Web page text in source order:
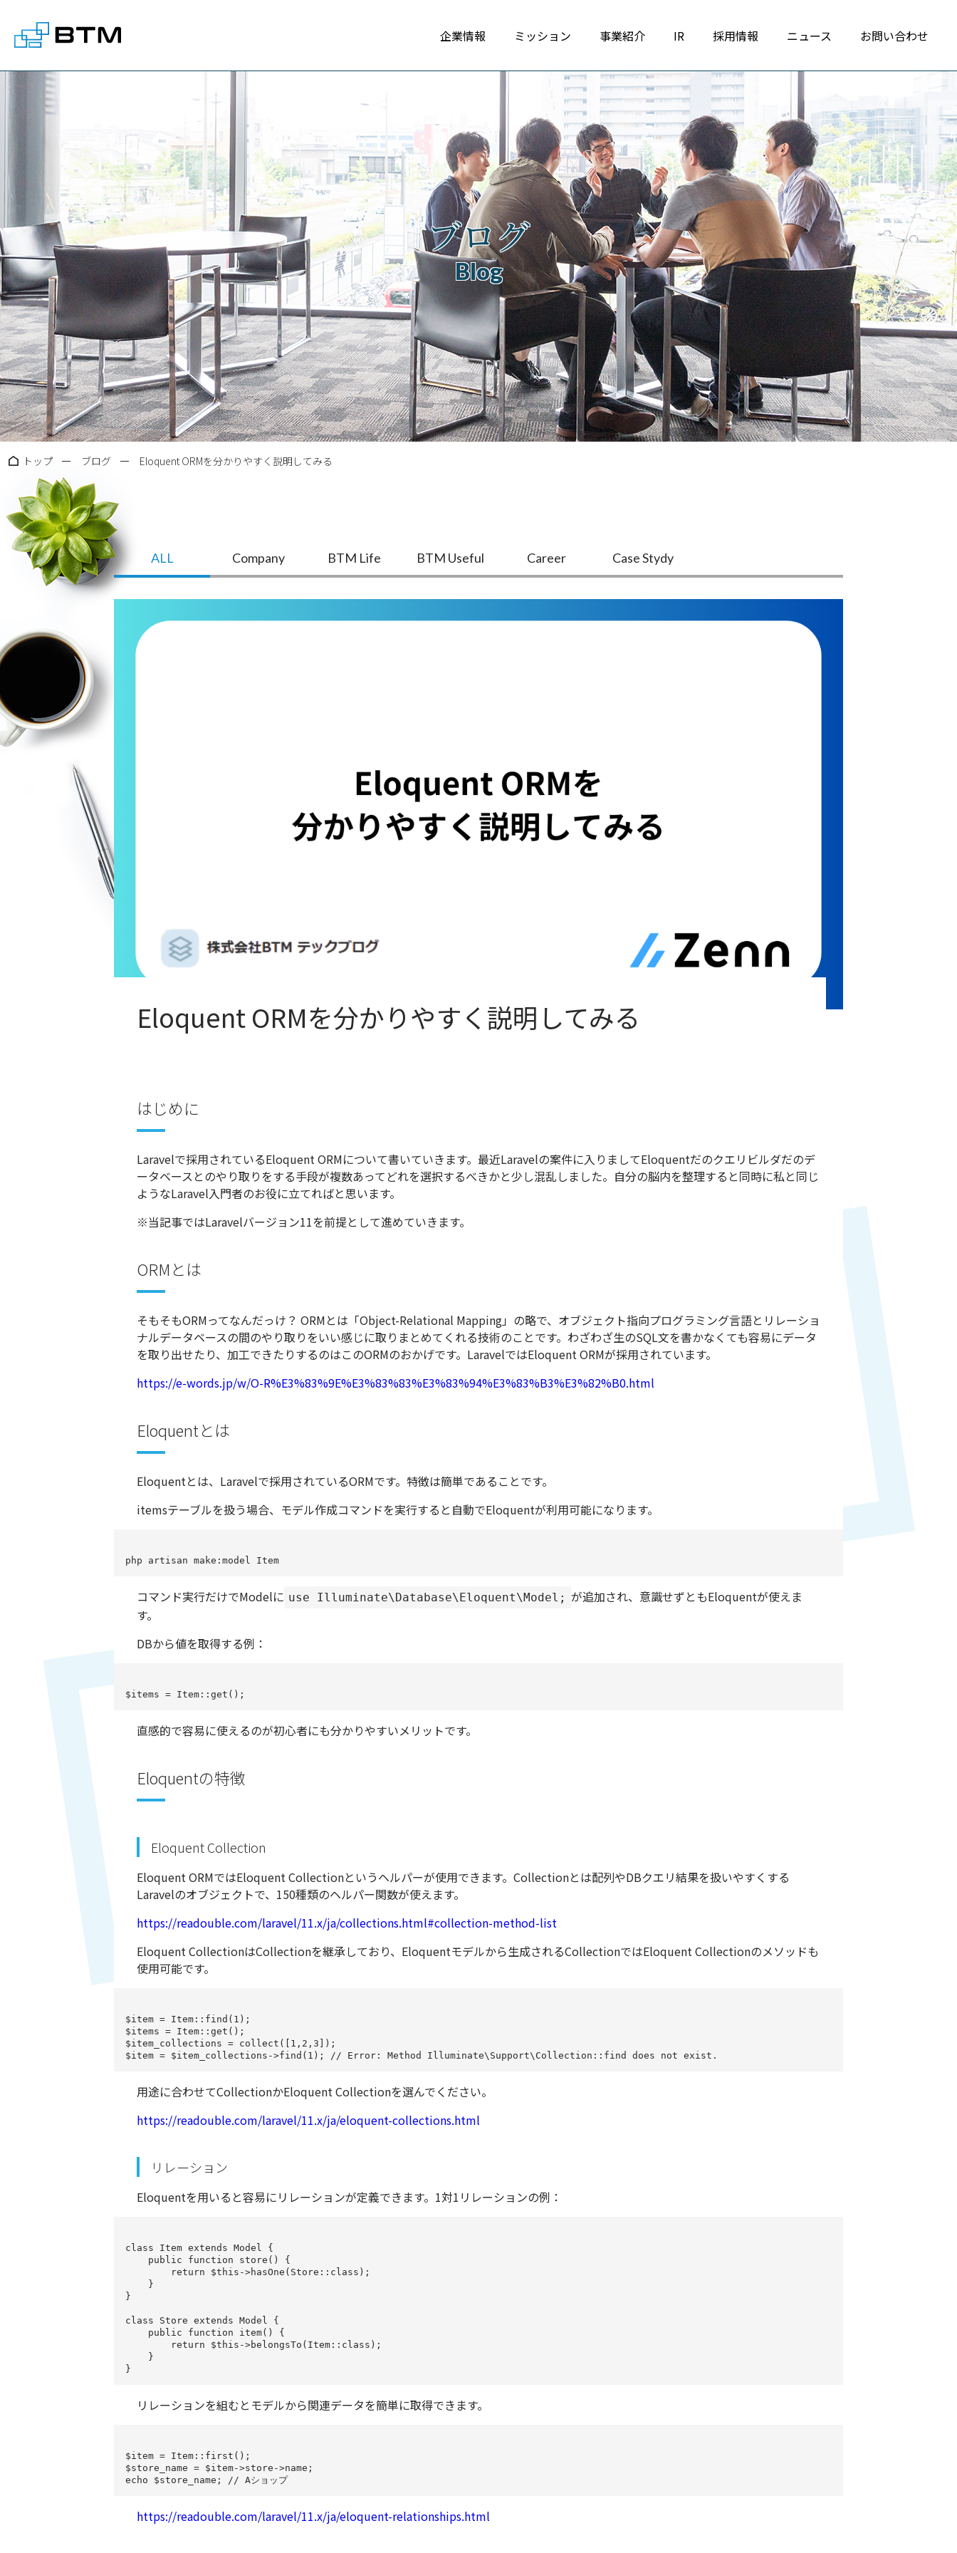
企業情報 ミッション 事業紹介 IR 採用情報 ニュース お問い合わせ
ブログ
Blog
トップ ブログ Eloquent ORMを分かりやすく説明してみる
ALL Company BTM Life BTM Useful Career Case Stydy
Eloquent ORMを分かりやすく説明してみる
はじめに
Laravelで採用されているEloquent ORMについて書いていきます。最近Laravelの案件に入りましてEloquentだのクエリビルダだのデ
ータベースとのやり取りをする手段が複数あってどれを選択するべきかと少し混乱しました。自分の脳内を整理すると同時に私と同じ
ようなLaravel入門者のお役に立てればと思います。
※当記事ではLaravelバージョン11を前提として進めていきます。
ORMとは
そもそもORMってなんだっけ？ ORMとは「Object-Relational Mapping」の略で、オブジェクト指向プログラミング言語とリレーショ
ナルデータベースの間のやり取りをいい感じに取りまとめてくれる技術のことです。わざわざ生のSQL文を書かなくても容易にデータ
を取り出せたり、加工できたりするのはこのORMのおかげです。LaravelではEloquent ORMが採用されています。
https://e-words.jp/w/O-R%E3%83%9E%E3%83%83%E3%83%94%E3%83%B3%E3%82%B0.html
Eloquentとは
Eloquentとは、Laravelで採用されているORMです。特徴は簡単であることです。
itemsテーブルを扱う場合、モデル作成コマンドを実行すると自動でEloquentが利用可能になります。
php artisan make:model Item
コマンド実行だけでModelに use Illuminate\Database\Eloquent\Model; が追加され、意識せずともEloquentが使えま
す。
DBから値を取得する例：
$items = Item::get();
直感的で容易に使えるのが初心者にも分かりやすいメリットです。
Eloquentの特徴
Eloquent Collection
Eloquent ORMではEloquent Collectionというヘルパーが使用できます。Collectionとは配列やDBクエリ結果を扱いやすくする
Laravelのオブジェクトで、150種類のヘルパー関数が使えます。
https://readouble.com/laravel/11.x/ja/collections.html#collection-method-list
Eloquent CollectionはCollectionを継承しており、Eloquentモデルから生成されるCollectionではEloquent Collectionのメソッドも
使用可能です。
$item = Item::find(1);
$items = Item::get();
$item_collections = collect([1,2,3]);
用途に合わせてCollectionかEloquent Collectionを選んでください。
https://readouble.com/laravel/11.x/ja/eloquent-collections.html
リレーション
Eloquentを用いると容易にリレーションが定義できます。1対1リレーションの例：
class Item extends Model {
    public function store() {
        return $this->hasOne(Store::class);
    }
}
class Store extends Model {
    public function item() {
        return $this->belongsTo(Item::class);
    }
リレーションを組むとモデルから関連データを簡単に取得できます。
$item = Item::first();
$store_name = $item->store->name;
https://readouble.com/laravel/11.x/ja/eloquent-relationships.html